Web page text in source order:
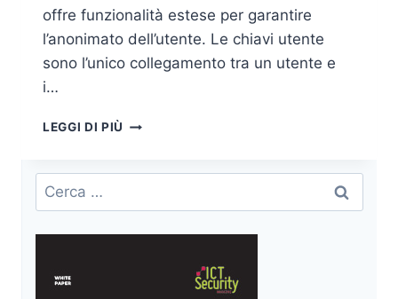
offre funzionalità estese per garantire
l’anonimato dell’utente. Le chiavi utente
sono l’unico collegamento tra un utente e
i…
LEGGI DI PIÙ CYBERSECURITY
BLOCKCHAIN
LA
BLOCKCHAIN
CYBERSECURITY
Ricerca
per: